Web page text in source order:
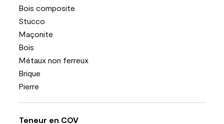
Bois composite
Stucco
Maçonite
Bois
Métaux non ferreux
Brique
Pierre
Teneur en COV